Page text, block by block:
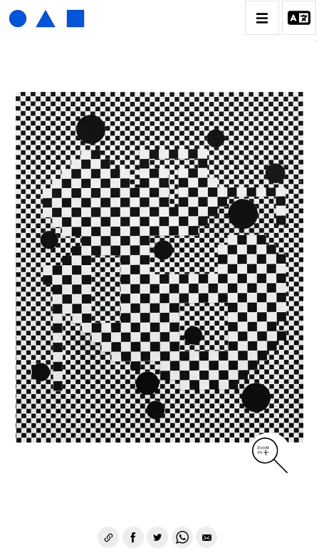
HENRI FOUCAULT
BIOGRAPHIE
CATALOGUE DES OEUVRES
01_SCULPTURE
02_PHOTOGRAPHIQUE
03_COLLAGES
04_DESSINS
05_MONOTYPE
06_ARCHIVES
CONTACT